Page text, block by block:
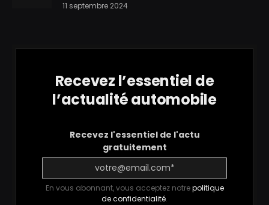
11 septembre 2024
Recevez l’essentiel de
l’actualité automobile
Recevez l'essentiel de l'actu
gratuitement
En vous abonnant, vous acceptez notrepolitique
de confidentialité.